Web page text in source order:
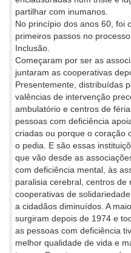
partilhar com inumanos.
No princípio dos anos 60, foi
primeiros passos no
Inclusão.
Começaram por ser as
juntaram as cooperativas
Presentemente, distribuídas
valências de intervenção
ambulatório e centros de
pessoas com deficiência
criadas ou porque o coração
o pedia. E são essas
que vão desde as
com deficiência mental, às
paralisia cerebral, centros de
cooperativas de
a cidadãos diminuídos. A
surgiram depois de 1974 e
as pessoas com deficiência
melhor qualidade de vida e